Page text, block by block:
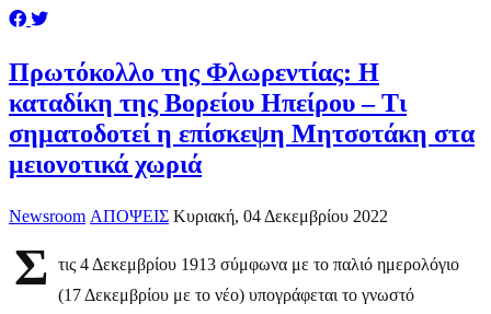
Πρωτόκολλο της Φλωρεντίας: Η
καταδίκη της Βορείου Ηπείρου – Τι
σηματοδοτεί η επίσκεψη Μητσοτάκη στα
μειονοτικά χωριά
Newsroom ΑΠΟΨΕΙΣ Κυριακή, 04 Δεκεμβρίου 2022
Σ
τις 4 Δεκεμβρίου 1913 σύμφωνα με το παλιό ημερολόγιο
(17 Δεκεμβρίου με το νέο) υπογράφεται το γνωστό